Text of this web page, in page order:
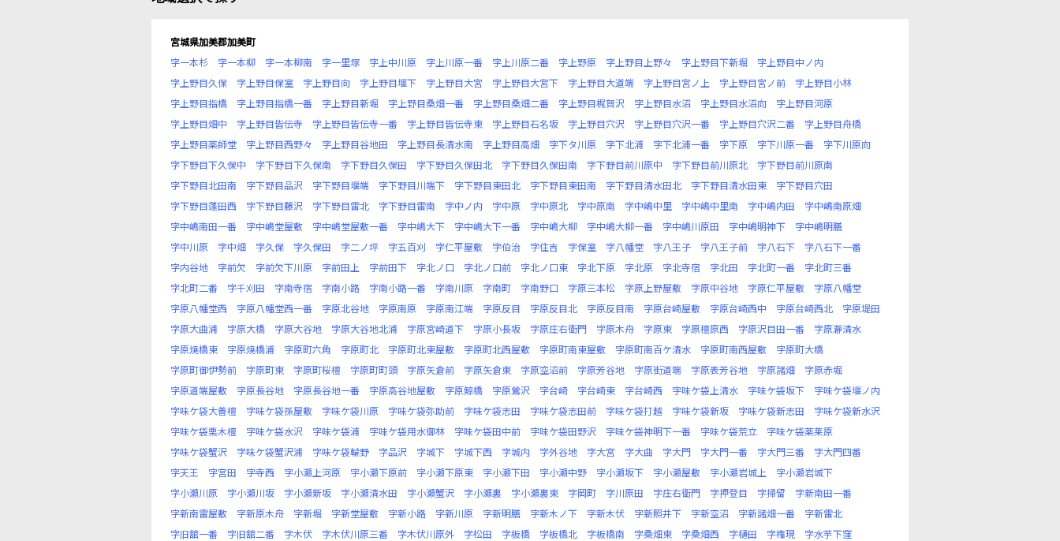
宮城県加美郡加美町
字一本杉
字一本柳 字一本柳南 字一里塚 字上中川原 字上川原一番 字上川原二番 字上野原 字上野目上野々 字上野目下新堀
字上野目中ノ内
字上野目久保
字上野目保室 字上野目向 字上野目堰下 字上野目大宮 字上野目大宮下 字上野目大道端 字上野目宮ノ上 字上野目宮ノ前
字上野目小林
字上野目指橋
字上野目指橋一番 字上野目新堀 字上野目桑畑一番 字上野目桑畑二番 字上野目梶賀沢 字上野目水沼 字上野目水沼向
字上野目河原
字上野目畑中
字上野目皆伝寺 字上野目皆伝寺一番 字上野目皆伝寺東 字上野目石名坂 字上野目穴沢 字上野目穴沢一番 字上野目穴沢二番
字上野目舟橋
字上野目薬師堂
字上野目西野々 字上野目谷地田 字上野目長清水南 字上野目高畑 字下タ川原 字下北浦 字下北浦一番 字下原 字下川原一番
字下川原向
字下野目下久保中
字下野目下久保南 字下野目久保田 字下野目久保田北 字下野目久保田南 字下野目前川原中 字下野目前川原北
字下野目前川原南
字下野目北田南
字下野目品沢 字下野目堰端 字下野目川端下 字下野目東田北 字下野目東田南 字下野目清水田北 字下野目清水田東
字下野目穴田
字下野目蓬田西
字下野目藤沢 字下野目雷北 字下野目雷南 字中ノ内 字中原 字中原北 字中原南 字中嶋中里 字中嶋中里南 字中嶋内田
字中嶋南原畑
字中嶋南田一番
字中嶋堂屋敷 字中嶋堂屋敷一番 字中嶋大下 字中嶋大下一番 字中嶋大柳 字中嶋大柳一番 字中嶋川原田 字中嶋明神下
字中嶋明膳
字中川原
字中畑 字久保 字久保田 字二ノ坪 字五百刈 字仁平屋敷 字伯治 字住吉 字保室 字八幡堂 字八王子 字八王子前 字八石下
字八石下一番
字内谷地
字前欠 字前欠下川原 字前田上 字前田下 字北ノ口 字北ノ口前 字北ノ口東 字北下原 字北原 字北寺宿 字北田 字北町一番
字北町三番
字北町二番
字千刈田 字南寺宿 字南小路 字南小路一番 字南川原 字南町 字南野口 字原三本松 字原上野屋敷 字原中谷地 字原仁平屋敷
字原八幡堂
字原八幡堂西
字原八幡堂西一番 字原北谷地 字原南原 字原南江端 字原反目 字原反目北 字原反目南 字原台崎屋敷 字原台崎西中 字原台崎西北
字原堤田
字原大曲浦
字原大橋 字原大谷地 字原大谷地北浦 字原宮崎道下 字原小長坂 字原庄右衛門 字原木舟 字原東 字原檀原西 字原沢目田一番
字原瀞清水
字原焼橋東
字原焼橋浦 字原町六角 字原町北 字原町北東屋敷 字原町北西屋敷 字原町南東屋敷 字原町南百ケ清水 字原町南西屋敷
字原町大橋
字原町御伊勢前
字原町東 字原町桜檀 字原町町頭 字原矢倉前 字原矢倉東 字原空沼前 字原芳谷地 字原街道端 字原表芳谷地 字原諸畑
字原赤堀
字原道端屋敷
字原長谷地 字原長谷地一番 字原高谷地屋敷 字原鯨橋 字原鶯沢 字台崎 字台崎東 字台崎西 字味ケ袋上清水 字味ケ袋坂下
字味ケ袋堰ノ内
字味ケ袋大善檀
字味ケ袋孫屋敷 字味ケ袋川原 字味ケ袋弥助前 字味ケ袋志田 字味ケ袋志田前 字味ケ袋打越 字味ケ袋新坂 字味ケ袋新志田
字味ケ袋新水沢
字味ケ袋栗木檀
字味ケ袋水沢 字味ケ袋浦 字味ケ袋用水御林 字味ケ袋田中前 字味ケ袋田野沢 字味ケ袋神明下一番 字味ケ袋荒立
字味ケ袋薬莱原
字味ケ袋蟹沢
字味ケ袋蟹沢浦 字味ケ袋輪野 字品沢 字城下 字城下西 字城内 字外谷地 字大宮 字大曲 字大門 字大門一番 字大門三番
字大門四番
字天王
字宮田 字寺西 字小瀬上河原 字小瀬下原前 字小瀬下原東 字小瀬下田 字小瀬中野 字小瀬坂下 字小瀬屋敷 字小瀬岩城上
字小瀬岩城下
字小瀬川原
字小瀬川坂 字小瀬新坂 字小瀬清水田 字小瀬蟹沢 字小瀬裏 字小瀬裏東 字岡町 字川原田 字庄右衛門 字押登目 字掃留
字新南田一番
字新南雷屋敷
字新原木舟 字新堀 字新堂屋敷 字新小路 字新川原 字新明膳 字新木ノ下 字新木伏 字新照井下 字新空沼 字新諸畑一番
字新雷北
字旧舘一番
字旧舘二番 字木伏 字木伏川原三番 字木伏川原外 字松田 字板橋 字板橋北 字板橋南 字桑畑東 字桑畑西 字樋田 字権現
字水芋下窪